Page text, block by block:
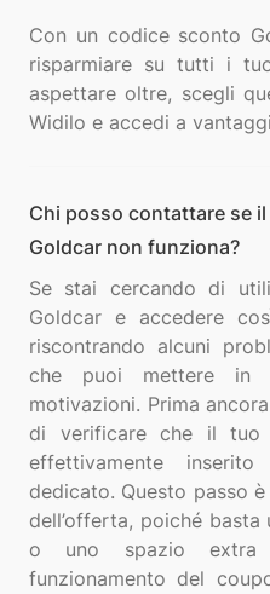
Con un codice sconto
risparmiare su tutti i
aspettare oltre, scegli
Chi posso contattare se
Goldcar non funziona?
Se stai cercando di
Goldcar e accedere
riscontrando alcuni
che puoi mettere in
motivazioni. Prima
di verificare che il tuo
effettivamente
dedicato. Questo passo
dell’offerta, poiché
o uno spazio extra
funzionamento del